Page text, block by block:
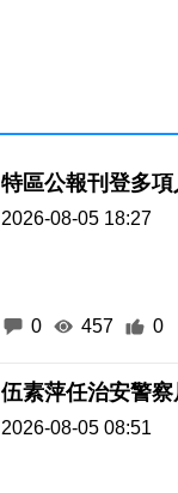
特區公報刊登多
2026-08-05 18:27
0 457 0
伍素萍任治安警
2026-08-05 08:51